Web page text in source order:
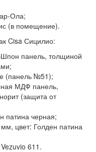
Ола;
(в помещение).
Cisa Сицилио:
панель, толщиной
(панель №51);
МДФ панель,
(защита от
патина черная;
цвет: Голден патина
611.